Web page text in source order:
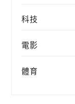
科技
電影
體育